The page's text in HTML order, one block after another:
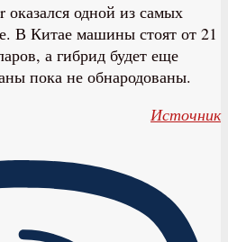
одной из самых
В Китае машины стоят от 21
а гибрид будет еще
пока не обнародованы.
Источник